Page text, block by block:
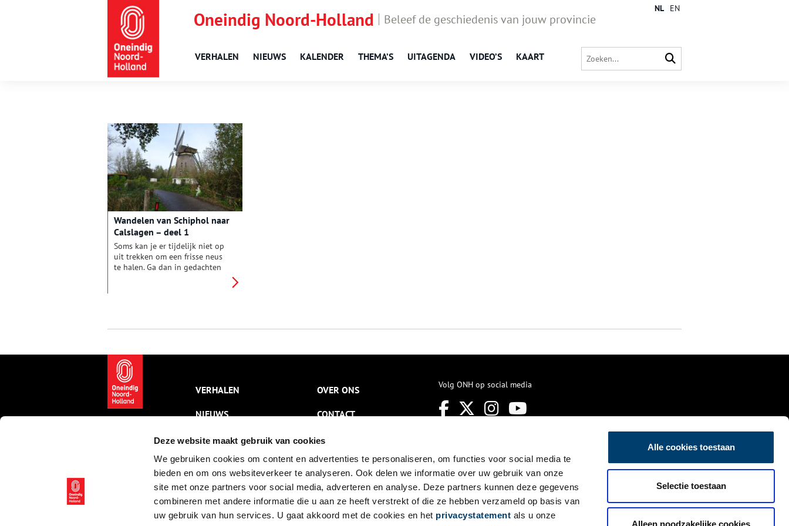
Deze website maakt gebruik van cookies
We gebruiken cookies om content en advertenties te personaliseren, om functies voor social media te
bieden en om ons websiteverkeer te analyseren. Ook delen we informatie over uw gebruik van onze
site met onze partners voor social media, adverteren en analyse. Deze partners kunnen deze gegevens
combineren met andere informatie die u aan ze heeft verstrekt of die ze hebben verzameld op basis van
uw gebruik van hun services. U gaat akkoord met de cookies en het privacystatement als u onze
Alle cookies toestaan
Selectie toestaan
Alleen noodzakelijke cookies
Oneindig Noord-Holland Beleef de geschiedenis van jouw provincie
VERHALEN NIEUWS KALENDER THEMA’S UITAGENDA VIDEO’S KAART
NL EN
Wandelen van Schiphol naar
Calslagen – deel 1
Soms kan je er tijdelijk niet op
uit trekken om een frisse neus
te halen. Ga dan in gedachten
we in twee etappes. Vandaag is
aan een aardbei?
VERHALEN
NIEUWS
KALENDER
THEMA’S
ACTIVITEITEN
VIDEO’S
OVER ONS
CONTACT
NIEUWSBRIEF
DISCLAIMER
PRIVACY
TOEGANKELIJKHEID
Volg ONH op social media